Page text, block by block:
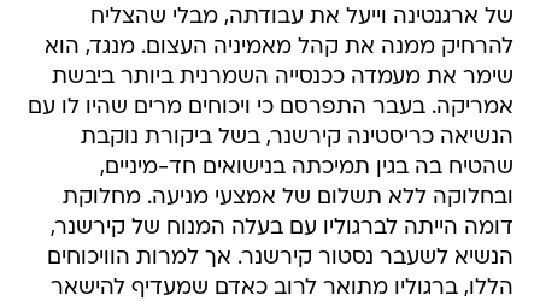
של ארגנטינה וייעל את עבודתה, מבלי שהצליח
להרחיק ממנה את קהל מאמיניה העצום. מנגד, הוא
שימר את מעמדה ככנסייה השמרנית ביותר ביבשת
אמריקה. בעבר התפרסם כי ויכוחים מרים שהיו לו עם
הנשיאה כריסטינה קירשנר, בשל ביקורת נוקבת
שהטיח בה בגין תמיכתה בנישואים חד-מיניים,
ובחלוקה ללא תשלום של אמצעי מניעה. מחלוקת
דומה הייתה לברגוליו עם בעלה המנוח של קירשנר,
הנשיא לשעבר נסטור קירשנר. אך למרות הוויכוחים
הללו, ברגוליו מתואר לרוב כאדם שמעדיף להישאר